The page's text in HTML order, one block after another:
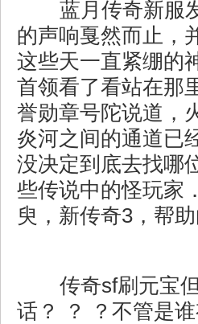
蓝月传奇新服
的声响戛然而止，
这些天一直紧绷的
首领看了看站在那
誉勋章号陀说道，
炎河之间的通道已
没决定到底去找哪
些传说中的怪玩家
臾，新传奇3，帮
传奇sf刷元宝
话？ ？ ？不管是